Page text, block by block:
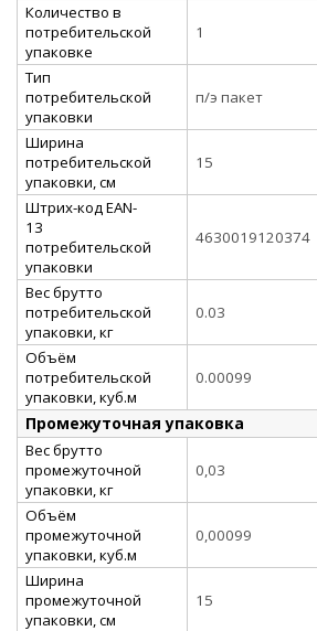
Количество в
потребительской
упаковке
1
Тип
потребительской
упаковки
п/э пакет
Ширина
потребительской
упаковки, см
15
Штрих-код EAN-
13
потребительской
упаковки
4630019120374
Вес брутто
потребительской
упаковки, кг
0.03
Объём
потребительской
упаковки, куб.м
0.00099
Промежуточная упаковка
Вес брутто
промежуточной
упаковки, кг
0,03
Объём
промежуточной
упаковки, куб.м
0,00099
Ширина
промежуточной
упаковки, см
15